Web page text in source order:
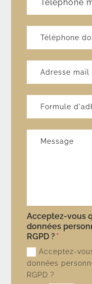
Acceptez-vous
données
RGPD ?
Acceptez-
données
RGPD ?